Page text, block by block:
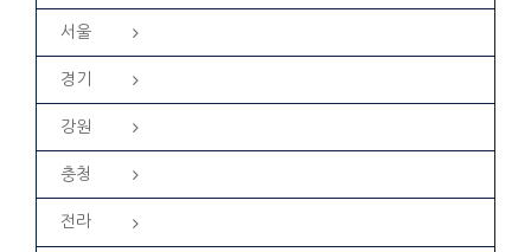
서울
경기
강원
충청
전라